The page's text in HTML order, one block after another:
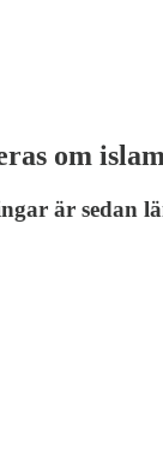
om
är sedan